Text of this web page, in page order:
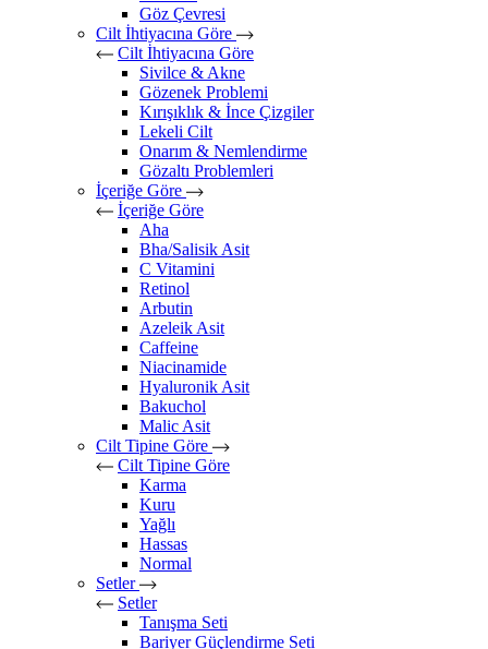
Göz Çevresi
Cilt İhtiyacına Göre
Cilt İhtiyacına Göre
Sivilce & Akne
Gözenek Problemi
Kırışıklık & İnce Çizgiler
Lekeli Cilt
Onarım & Nemlendirme
Gözaltı Problemleri
İçeriğe Göre
İçeriğe Göre
Aha
Bha/Salisik Asit
C Vitamini
Retinol
Arbutin
Azeleik Asit
Caffeine
Niacinamide
Hyaluronik Asit
Bakuchol
Malic Asit
Cilt Tipine Göre
Cilt Tipine Göre
Karma
Kuru
Yağlı
Hassas
Normal
Setler
Setler
Tanışma Seti
Bariyer Güçlendirme Seti